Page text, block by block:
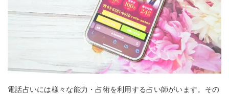
電話占いには様々な能力・占術を利用する占い師がいます。その